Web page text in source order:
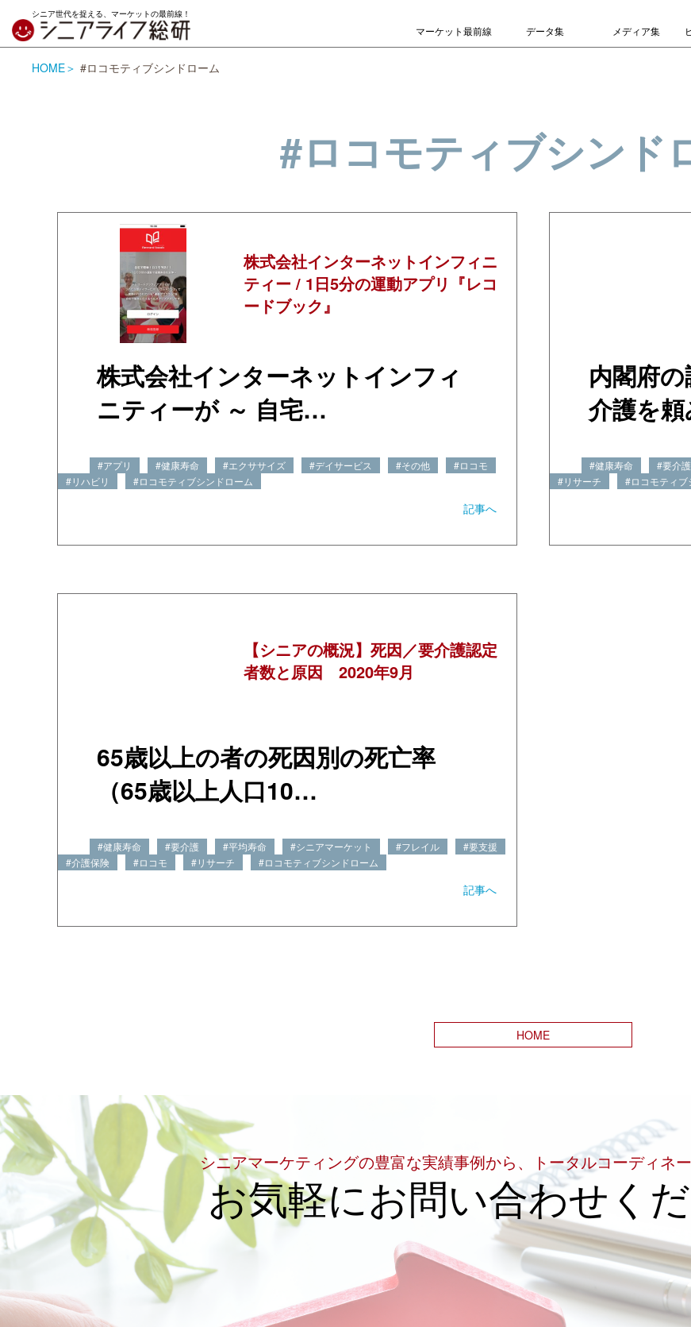
シニア世代を捉える、マーケットの最前線！
マーケット最前線 データ集 メディア集
HOME #ロコモティブシンドローム
#ロコモティブシンド
株式会社インターネットインフィニ
ティー / 1日5分の運動アプリ『レコ
ードブック』
株式会社インターネットインフィ
ニティーが ～ 自宅…
#アプリ #健康寿命 #エクササイズ #デイサービス #その他
#ロコモ
#リハビリ
#ロコモティブシンドローム
記事へ
内閣府
介護を
#健康寿命 #要介護
#リサーチ
#ロコモティブ
【シニアの概況】死因／要介護認定
者数と原因 2020年9月
65歳以上の者の死因別の死亡率
（65歳以上人口10…
#健康寿命 #要介護 #平均寿命 #シニアマーケット #フレイル
#要支援
#介護保険
#ロコモ #リサーチ #ロコモティブシンドローム
記事へ
HOME
シニアマーケティングの豊富な実績事例から、トータルコーディネ
お気軽にお問い合わせく